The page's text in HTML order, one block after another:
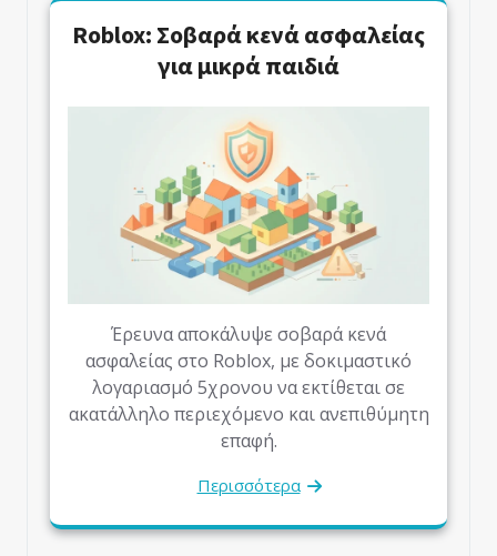
Roblox: Σοβαρά κενά ασφαλείας
για μικρά παιδιά
Έρευνα αποκάλυψε σοβαρά κενά
ασφαλείας στο Roblox, με δοκιμαστικό
λογαριασμό 5χρονου να εκτίθεται σε
ακατάλληλο περιεχόμενο και ανεπιθύμητη
επαφή.
Περισσότερα